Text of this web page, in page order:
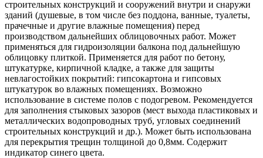
строительных конструкций и сооружений внутри и снаружи
зданий (душевые, в том числе без поддона, ванные, туалеты,
прачечные и другие влажные помещения) перед
производством дальнейших облицовочных работ. Может
применяться для гидроизоляции балкона под дальнейшую
облицовку плиткой. Применяется для работ по бетону,
штукатурке, кирпичной кладке, а также для защиты
невлагостойких покрытий: гипсокартона и гипсовых
штукатурок во влажных помещениях. Возможно
использование в системе полов с подогревом. Рекомендуется
для заполнения стыковых зазоров (мест выхода пластиковых и
металлических водопроводных труб, угловых соединений
строительных конструкций и др.). Может быть использована
для перекрытия трещин толщиной до 0,8мм. Содержит
индикатор синего цвета.